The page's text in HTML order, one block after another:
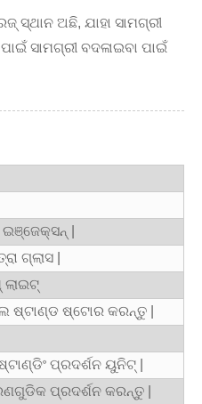
ସ୍ଥାନ ଅଛି, ଯାହା ସାମଗ୍ରୀ
ସାମଗ୍ରୀ ବଦଳାଇବା ପାଇଁ
|
ଗ୍ଲାସ |
ଷ୍ଟାଣ୍ଡ ଷ୍ଟୋର କରନ୍ତୁ |
ପ୍ରଦର୍ଶନ ୟୁନିଟ୍ |
ପ୍ରଦର୍ଶନ କରନ୍ତୁ |